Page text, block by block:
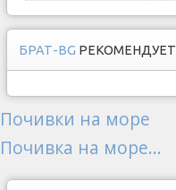
БРАТ-BG РЕКОМЕНДУЕТ
Почивки на море
Почивка на море...